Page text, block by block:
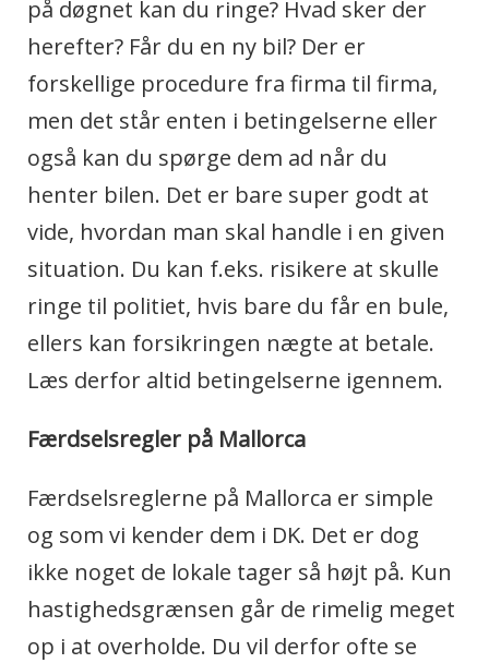
på døgnet kan du ringe? Hvad sker der
herefter? Får du en ny bil? Der er
forskellige procedure fra firma til firma,
men det står enten i betingelserne eller
også kan du spørge dem ad når du
henter bilen. Det er bare super godt at
vide, hvordan man skal handle i en given
situation. Du kan f.eks. risikere at skulle
ringe til politiet, hvis bare du får en bule,
ellers kan forsikringen nægte at betale.
Læs derfor altid betingelserne igennem.
Færdselsregler på Mallorca
Færdselsreglerne på Mallorca er simple
og som vi kender dem i DK. Det er dog
ikke noget de lokale tager så højt på. Kun
hastighedsgrænsen går de rimelig meget
op i at overholde. Du vil derfor ofte se